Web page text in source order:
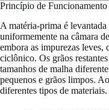
Princípio de Funcionamento
A matéria-prima é
uniformemente na câmara
embora as impurezas leves,
ciclônico. Os grãos
tamanhos de malha
pequenos e grãos limpos.
diferentes tipos de materiais.